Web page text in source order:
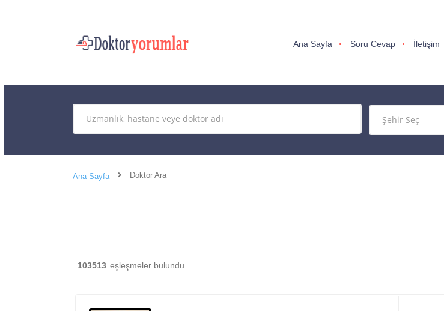
Ana Sayfa Soru Cevap İletişim
Ana Sayfa Doktor Ara
103513 eşleşmeler bulundu